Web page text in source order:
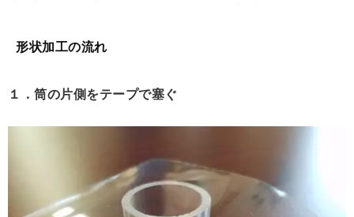
形状加工の流れ
１．筒の片側をテープで塞ぐ